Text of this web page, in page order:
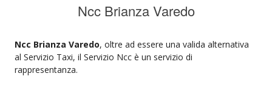
Ncc Brianza Varedo
Ncc Brianza Varedo, oltre ad essere una valida alternativa
al Servizio Taxi, il Servizio Ncc è un servizio di
rappresentanza.